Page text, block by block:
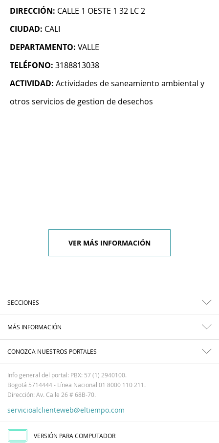
DIRECCIÓN: CALLE 1 OESTE 1 32 LC 2
CIUDAD: CALI
DEPARTAMENTO: VALLE
TELÉFONO: 3188813038
ACTIVIDAD: Actividades de saneamiento ambiental y
otros servicios de gestion de desechos
VER MÁS INFORMACIÓN
SECCIONES
MÁS INFORMACIÓN
CONOZCA NUESTROS PORTALES
Info general del portal: PBX: 57 (1) 2940100.
Bogotá 5714444 - Línea Nacional 01 8000 110 211.
Dirección: Av. Calle 26 # 68B-70.
servicioalclienteweb@eltiempo.com
VERSIÓN PARA COMPUTADOR